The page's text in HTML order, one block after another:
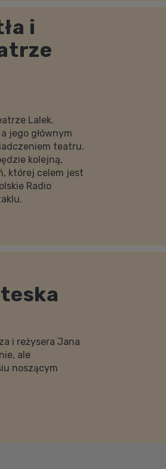
i
Lalek.
jego głównym
teatru.
kolejną,
której celem jest
Radio
i reżysera Jana
ale
noszącym